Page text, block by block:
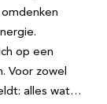
op een
Voor zowel
alles wat…